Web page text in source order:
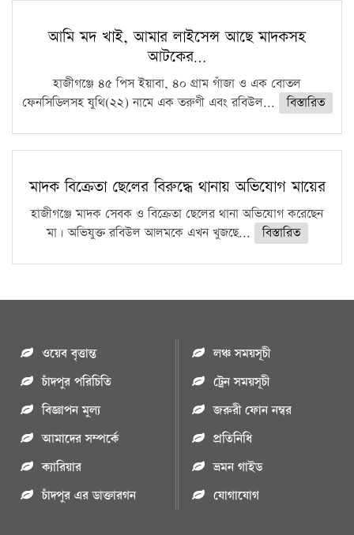
আমি মদ খাই, আমার লাইসেন্স আছে মাদকসহ
আটকের…
হাজীগঞ্জে ৪৫ পিস ইয়াবা, ৪০ গ্রাম গাঁজা ও এক বোতল
ফেনসিডিলসহ যুথি(২২) নামে এক তরুণী এবং রবিউল...
বিস্তারিত
মাদক বিক্রেতা ছেলের বিরুদ্ধে থানায় অভিযোগ মায়ের
হাজীগঞ্জে মাদক সেবক ও বিক্রেতা ছেলের থানা অভিযোগ করেছেন
মা। অভিযুক্ত রবিউল আলমকে এখন খুজছে...
বিস্তারিত
ওয়েব বৃত্তান্ত
চাঁদপুর পরিচিতি
বিজ্ঞাপন মুল্য
আমাদের সম্পর্কে
ক্যারিয়ার
চাঁদপুর এর ডাক্তারগন
লঞ্চ সময়সূচী
ট্রেন সময়সূচী
জরুরী ফোন নম্বর
প্রতিনিধি
ভ্রমন গাইড
যোগাযোগ